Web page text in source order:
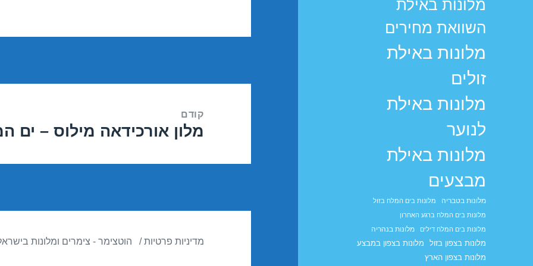
מלונות באילת
השוואת מחירים
מלונות באילת
זולים
מלונות באילת
לנוער
מלונות באילת
מבצעים
מלונות בטבריה
מלונות בים המלח בזול
מלונות בים המלח ברגע האחרון
מלונות בים המלח דילים
מלונות בנהריה
מלונות בצפון בזול
מלונות בצפון במבצע
מלונות בצפון הארץ
קודם
הפוסט
מלון אורכידאה מילוס – ים המלח 12/
מדיניות פרטיות הוטצימר - צימרים ומלונות